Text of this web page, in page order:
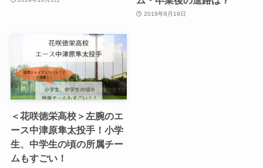
2019年8月19日
＜花咲徳栄高校＞左腕のエ
ース中津原隼太投手！小学
生、中学生の頃の所属チー
ムもすごい！